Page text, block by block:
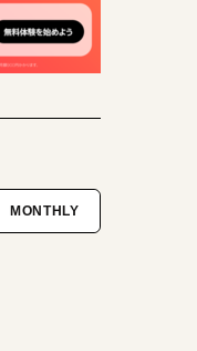
MONTHLY